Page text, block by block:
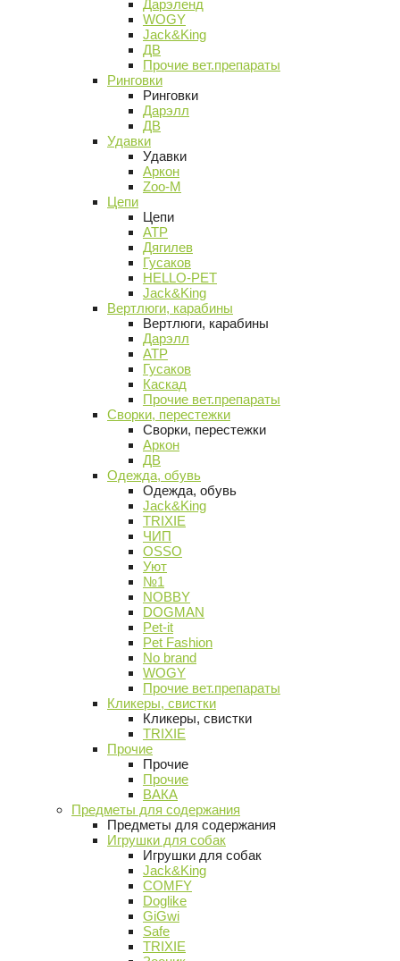
Дарэленд
WOGY
Jack&King
ДВ
Прочие вет.препараты
Ринговки
Ринговки
Дарэлл
ДВ
Удавки
Удавки
Аркон
Zoo-M
Цепи
Цепи
АТР
Дягилев
Гусаков
HELLO-PET
Jack&King
Вертлюги, карабины
Вертлюги, карабины
Дарэлл
АТР
Гусаков
Каскад
Прочие вет.препараты
Сворки, перестежки
Сворки, перестежки
Аркон
ДВ
Одежда, обувь
Одежда, обувь
Jack&King
TRIXIE
ЧИП
OSSO
Уют
№1
NOBBY
DOGMAN
Pet-it
Pet Fashion
No brand
WOGY
Прочие вет.препараты
Кликеры, свистки
Кликеры, свистки
TRIXIE
Прочие
Прочие
Прочие
ВАКА
Предметы для содержания
Предметы для содержания
Игрушки для собак
Игрушки для собак
Jack&King
COMFY
Doglike
GiGwi
Safe
TRIXIE